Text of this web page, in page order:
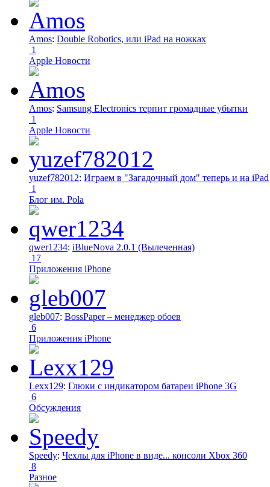
Amos: Double Robotics, или iPad на ножках
1
Apple Новости
Amos: Samsung Electronics терпит громадные убытки
1
Apple Новости
yuzef782012: Играем в "Загадочный дом" теперь и на iPad
1
Блог им. Pola
qwer1234: iBlueNova 2.0.1 (Вылеченная)
17
Приложения iPhone
gleb007: BossPaper – менеджер обоев
6
Приложения iPhone
Lexx129: Глюки с индикатором батареи iPhone 3G
6
Обсуждения
Speedy: Чехлы для iPhone в виде... консоли Xbox 360
8
Разное